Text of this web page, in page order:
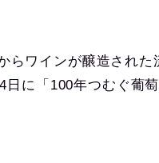
らワインが醸造され
日に「100年つむぐ葡